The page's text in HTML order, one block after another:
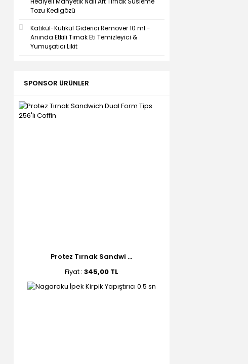
Tozu Kedigözü
Katikül-Kütikül Giderici Remover 10 ml -
Anında Etkili Tırnak Eti Temizleyici &
Yumuşatıcı Likit
SPONSOR ÜRÜNLER
Protez Tırnak Sandwi ...
Fiyat : 345,00 TL